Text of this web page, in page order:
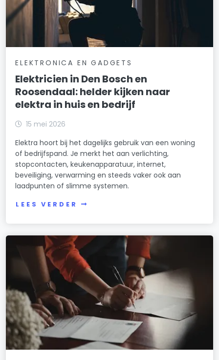
ELEKTRONICA EN GADGETS
Elektricien in Den Bosch en
Roosendaal: helder kijken naar
elektra in huis en bedrijf
15 mei 2026
Elektra hoort bij het dagelijks gebruik van een woning
of bedrijfspand. Je merkt het aan verlichting,
stopcontacten, keukenapparatuur, internet,
beveiliging, verwarming en steeds vaker ook aan
laadpunten of slimme systemen.
LEES VERDER